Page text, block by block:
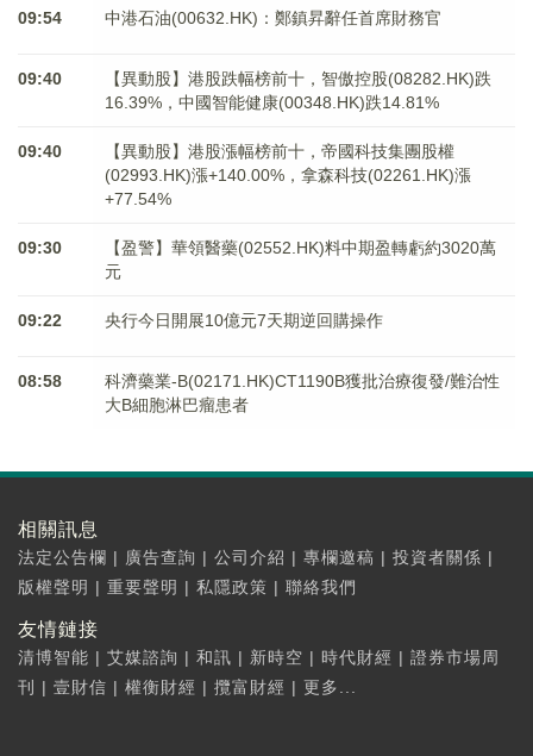
09:54 中港石油(00632.HK)：鄭鎮昇辭任首席財務官
09:40
【異動股】港股跌幅榜前十，智傲控股(08282.HK)跌
16.39%，中國智能健康(00348.HK)跌14.81%
09:40
【異動股】港股漲幅榜前十，帝國科技集團股權
(02993.HK)漲+140.00%，拿森科技(02261.HK)漲
+77.54%
09:30
【盈警】華領醫藥(02552.HK)料中期盈轉虧約3020萬
元
09:22 央行今日開展10億元7天期逆回購操作
08:58
科濟藥業-B(02171.HK)CT1190B獲批治療復發/難治性
大B細胞淋巴瘤患者
相關訊息
法定公告欄 | 廣告查詢 | 公司介紹 | 專欄邀稿 | 投資者關係 |
版權聲明 | 重要聲明 | 私隱政策 | 聯絡我們
友情鏈接
清博智能 | 艾媒諮詢 | 和訊 | 新時空 | 時代財經 | 證券市場周
刊
| 壹財信 | 權衡財經 | 攬富財經 | 更多...